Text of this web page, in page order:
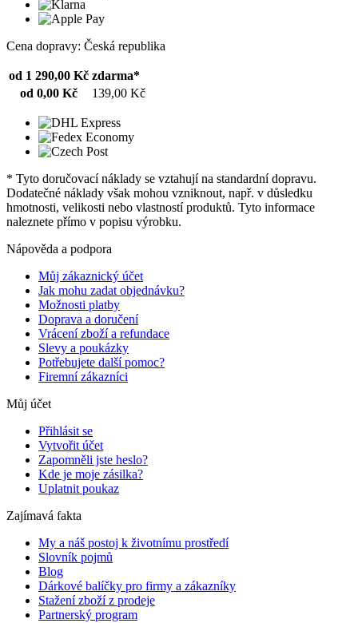
Cena dopravy: Česká republika
od 1 290,00 Kč zdarma*
od 0,00 Kč
139,00 Kč
* Tyto doručovací náklady se vztahují na standardní dopravu.
Dodatečné náklady však mohou vzniknout, např. v důsledku
hmotnosti, velikosti nebo vlastností produktů. Tyto informace
naleznete přímo v popisu výrobku.
Nápověda a podpora
Můj zákaznický účet
Jak mohu zadat objednávku?
Možnosti platby
Doprava a doručení
Vrácení zboží a refundace
Slevy a poukázky
Potřebujete další pomoc?
Firemní zákazníci
Můj účet
Přihlásit se
Vytvořit účet
Zapomněli jste heslo?
Kde je moje zásilka?
Uplatnit poukaz
Zajímavá fakta
My a náš postoj k životnímu prostředí
Slovník pojmů
Blog
Dárkové balíčky pro firmy a zákazníky
Stažení zboží z prodeje
Partnerský program